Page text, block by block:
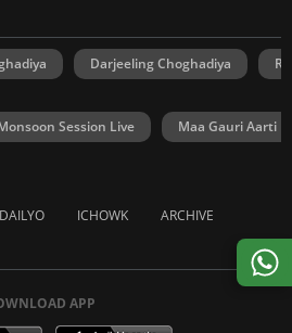
Darjeeling Choghadiya
Session Live Maa Gauri Aarti
DAILYO ICHOWK ARCHIVE
APP